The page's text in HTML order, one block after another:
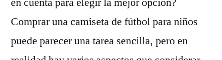
Comprar una camiseta de fútbol para niños
puede parecer una tarea sencilla, pero en